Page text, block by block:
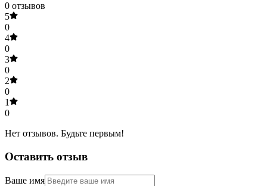
0 отзывов
5
0
4
0
3
0
2
0
1
0
Нет отзывов. Будьте первым!
Оставить отзыв
Ваше имя